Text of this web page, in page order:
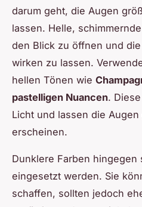
darum geht, die Augen
lassen. Helle,
den Blick zu öffnen und
wirken zu lassen.
hellen Tönen wie
pastelligen Nuancen.
Licht und lassen die
erscheinen.
Dunklere Farben hingegen
eingesetzt werden. Sie
schaffen, sollten jedoch